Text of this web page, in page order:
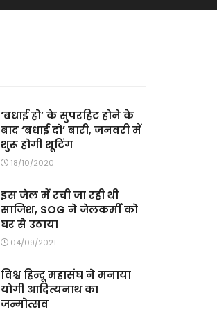
‘बधाई हो’ के सुपरहिट होने के
बाद ‘बधाई दो’ बारी, जनवरी में
शुरू होगी शूटिंग
18/10/2020
इस जेल में रची जा रही थी
साजिश, SOG ने जेलकर्मी को
घर से उठाया
04/09/2021
विश्व हिन्दू महासंघ ने मनाया
योगी आदित्यनाथ का
जन्मोत्सव